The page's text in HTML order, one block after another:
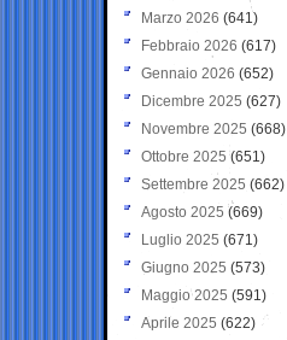
Marzo 2026 (641)
Febbraio 2026 (617)
Gennaio 2026 (652)
Dicembre 2025 (627)
Novembre 2025 (668)
Ottobre 2025 (651)
Settembre 2025 (662)
Agosto 2025 (669)
Luglio 2025 (671)
Giugno 2025 (573)
Maggio 2025 (591)
Aprile 2025 (622)